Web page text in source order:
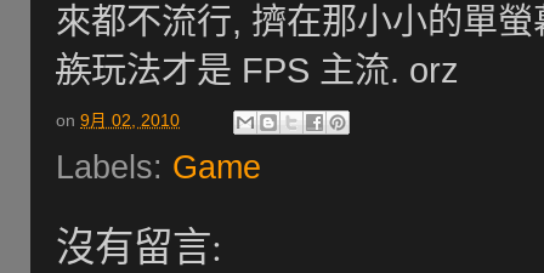
來都不流行, 擠在那小小的單
族玩法才是 FPS 主流. orz
on 9月 02, 2010
Labels: Game
沒有留言: